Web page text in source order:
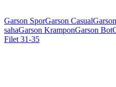
Garson SporGarson Casual
sahaGarson KramponGarson Bot
Filet 31-35